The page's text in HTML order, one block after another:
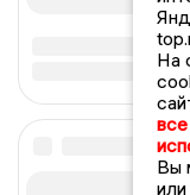
На
Вы
или